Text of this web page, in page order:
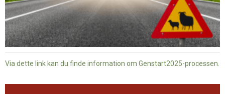
Via dette link kan du finde information om Genstart2025-processen.